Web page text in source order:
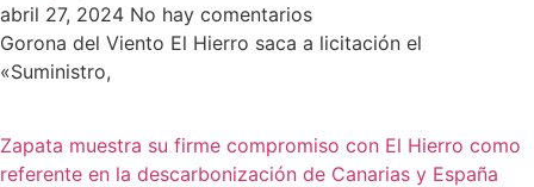
abril 27, 2024 No hay comentarios
Gorona del Viento El Hierro saca a licitación el
«Suministro,
Zapata muestra su firme compromiso con El Hierro como
referente en la descarbonización de Canarias y España